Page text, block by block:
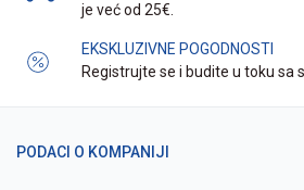
je već od 25€.
EKSKLUZIVNE POGODNOSTI
Registrujte se i budite u toku sa
PODACI O KOMPANIJI